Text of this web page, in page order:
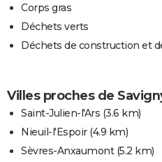
Corps gras
Déchets verts
Déchets de construction et
Villes proches de
Saint-Julien-l'Ars (3.6 km)
Nieuil-l'Espoir(4.9 km)
Sèvres-Anxaumont(5.2 km)